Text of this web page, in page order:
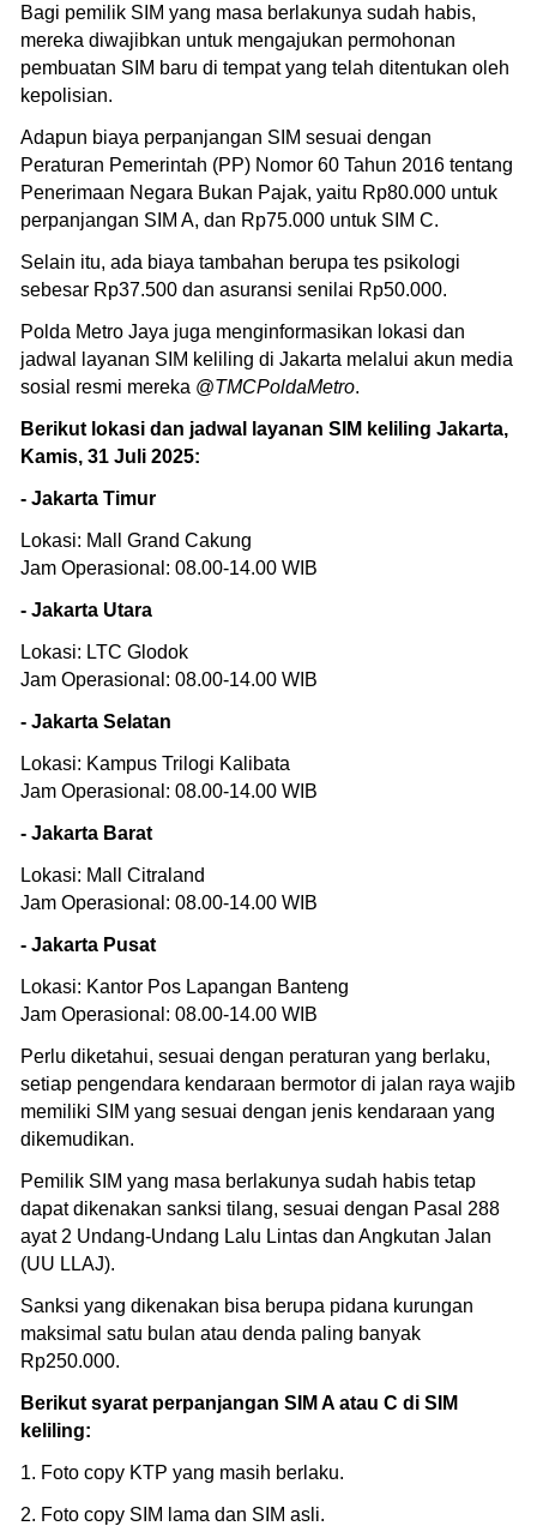
Bagi pemilik SIM yang masa berlakunya sudah habis,
mereka diwajibkan untuk mengajukan permohonan
pembuatan SIM baru di tempat yang telah ditentukan oleh
kepolisian.
Adapun biaya perpanjangan SIM sesuai dengan
Peraturan Pemerintah (PP) Nomor 60 Tahun 2016 tentang
Penerimaan Negara Bukan Pajak, yaitu Rp80.000 untuk
perpanjangan SIM A, dan Rp75.000 untuk SIM C.
Selain itu, ada biaya tambahan berupa tes psikologi
sebesar Rp37.500 dan asuransi senilai Rp50.000.
Polda Metro Jaya juga menginformasikan lokasi dan
jadwal layanan SIM keliling di Jakarta melalui akun media
sosial resmi mereka @TMCPoldaMetro.
Berikut lokasi dan jadwal layanan SIM keliling Jakarta,
Kamis, 31 Juli 2025:
- Jakarta Timur
Lokasi: Mall Grand Cakung
Jam Operasional: 08.00-14.00 WIB
- Jakarta Utara
Lokasi: LTC Glodok
Jam Operasional: 08.00-14.00 WIB
- Jakarta Selatan
Lokasi: Kampus Trilogi Kalibata
Jam Operasional: 08.00-14.00 WIB
- Jakarta Barat
Lokasi: Mall Citraland
Jam Operasional: 08.00-14.00 WIB
- Jakarta Pusat
Lokasi: Kantor Pos Lapangan Banteng
Jam Operasional: 08.00-14.00 WIB
Perlu diketahui, sesuai dengan peraturan yang berlaku,
setiap pengendara kendaraan bermotor di jalan raya wajib
memiliki SIM yang sesuai dengan jenis kendaraan yang
dikemudikan.
Pemilik SIM yang masa berlakunya sudah habis tetap
dapat dikenakan sanksi tilang, sesuai dengan Pasal 288
ayat 2 Undang-Undang Lalu Lintas dan Angkutan Jalan
(UU LLAJ).
Sanksi yang dikenakan bisa berupa pidana kurungan
maksimal satu bulan atau denda paling banyak
Rp250.000.
Berikut syarat perpanjangan SIM A atau C di SIM
keliling:
1. Foto copy KTP yang masih berlaku.
2. Foto copy SIM lama dan SIM asli.